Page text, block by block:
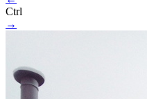
Ctrl
→